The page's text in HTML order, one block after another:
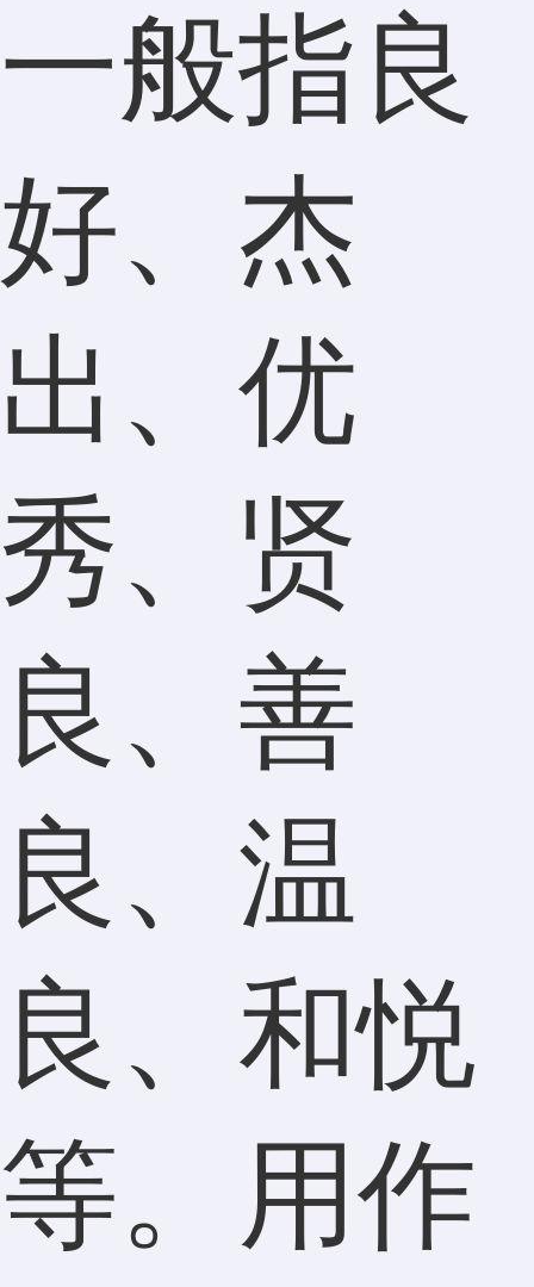
一般指良
好、杰
出、优
秀、贤
良、善
良、温
良、和悦
等。用作